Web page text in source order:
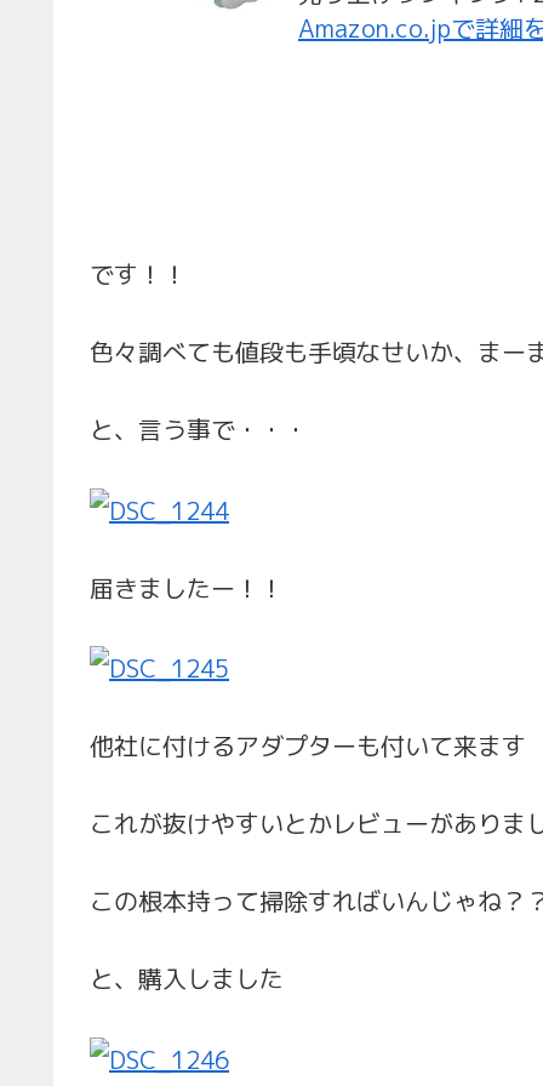
Amazon.co.jpで詳細
です！！
色々調べても値段も手頃なせいか、まー
と、言う事で・・・
届きましたー！！
他社に付けるアダプターも付いて来ます
これが抜けやすいとかレビューがありま
この根本持って掃除すればいんじゃね？
と、購入しました